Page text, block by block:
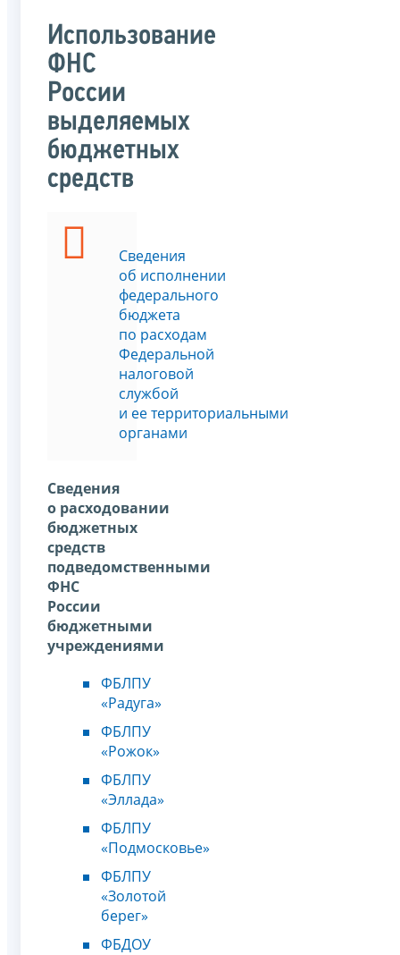
Использование
ФНС
России
выделяемых
бюджетных
средств
Сведения
об исполнении
федерального
бюджета
по расходам
Федеральной
налоговой
службой
и ее территориальными
органами
Сведения
о расходовании
бюджетных
средств
подведомственными
ФНС
России
бюджетными
учреждениями
ФБЛПУ
«Радуга»
ФБЛПУ
«Рожок»
ФБЛПУ
«Эллада»
ФБЛПУ
«Подмосковье»
ФБЛПУ
«Золотой
берег»
ФБДОУ